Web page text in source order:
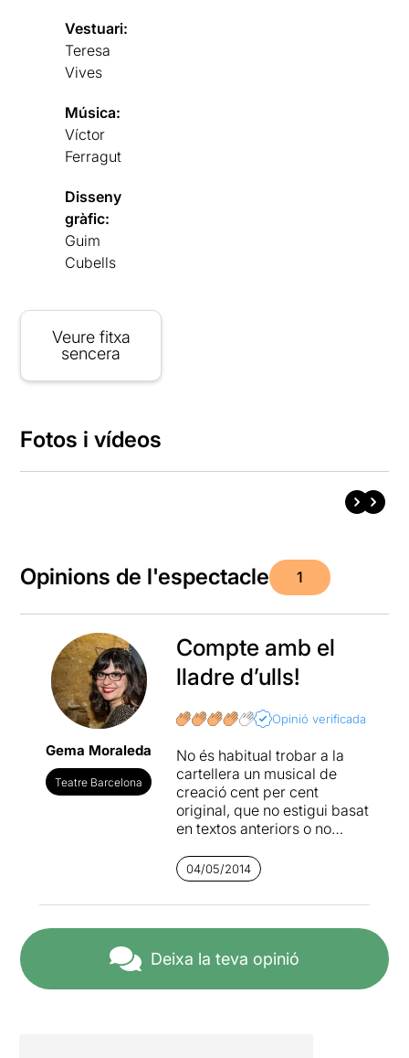
Vestuari:
Teresa
Vives
Música:
Víctor
Ferragut
Disseny
gràfic:
Guim
Cubells
Veure fitxa
sencera
Fotos i vídeos
Opinions de l'espectacle 1
Gema Moraleda
Teatre Barcelona
Compte amb el
lladre d’ulls!
Opinió verificada
No és habitual trobar a la
cartellera un musical de
creació cent per cent
original, que no estigui basat
en textos anteriors o no
traducció.Aldarulls
d'aquestesrara avis
de molt ben feta, per cert. A
una obra fosca de misteri
amb tocs de terror i una
comèdia negra amb
04/05/2014
Deixa la teva opinió